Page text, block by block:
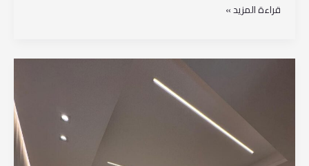
قراءة المزيد »
96567778045